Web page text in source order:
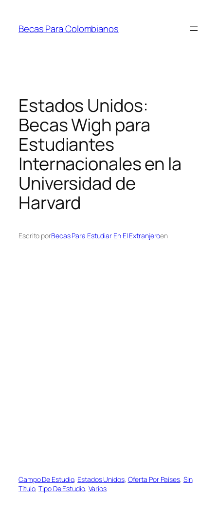
contenido
Becas Para Colombianos
Estados Unidos:
Becas Wigh para
Estudiantes
Internacionales en la
Universidad de
Harvard
Escrito porBecas Para Estudiar En El Extranjeroen
Campo De Estudio, Estados Unidos, Oferta Por Países, Sin
Título, Tipo De Estudio, Varios